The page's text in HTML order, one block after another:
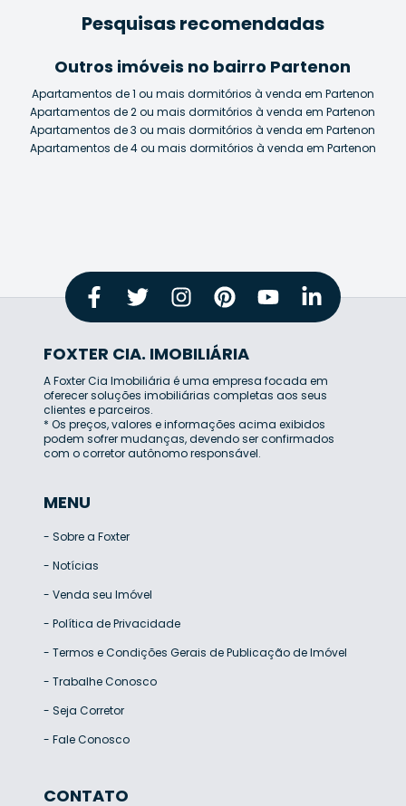
Pesquisas recomendadas
Outros imóveis no bairro Partenon
Apartamentos de 1 ou mais dormitórios à venda em Partenon
Apartamentos de 2 ou mais dormitórios à venda em Partenon
Apartamentos de 3 ou mais dormitórios à venda em Partenon
Apartamentos de 4 ou mais dormitórios à venda em Partenon
FOXTER CIA. IMOBILIÁRIA
A Foxter Cia Imobiliária é uma empresa focada em
oferecer soluções imobiliárias completas aos seus
clientes e parceiros.
* Os preços, valores e informações acima exibidos
podem sofrer mudanças, devendo ser confirmados
com o corretor autônomo responsável.
MENU
- Sobre a Foxter
- Notícias
- Venda seu Imóvel
- Política de Privacidade
- Termos e Condições Gerais de Publicação de Imóvel
- Trabalhe Conosco
- Seja Corretor
- Fale Conosco
CONTATO